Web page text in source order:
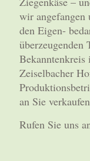
wir
den Eigen-
überzeugenden
Bekanntenkreis
Zeiselbacher
an Sie
Rufen Sie uns